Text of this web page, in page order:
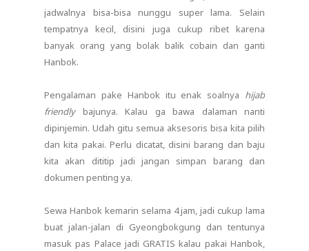
jadwalnya bisa-bisa nunggu super lama. Selain
tempatnya kecil, disini juga cukup ribet karena
banyak orang yang bolak balik cobain dan ganti
Hanbok.
Pengalaman pake Hanbok itu enak soalnya hijab
friendlybajunya. Kalau ga bawa dalaman nanti
dipinjemin. Udah gitu semua aksesoris bisa kita pilih
dan kita pakai. Perlu dicatat, disini barang dan baju
kita akan dititip jadi jangan simpan barang dan
dokumen penting ya.
Sewa Hanbok kemarin selama 4 jam, jadi cukup lama
buat jalan-jalan di Gyeongbokgung dan tentunya
masuk pas Palace jadi GRATIS kalau pakai Hanbok,